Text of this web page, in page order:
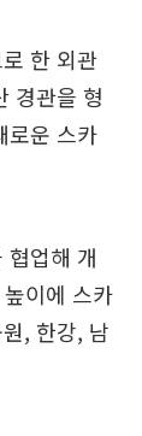
한 외관
경관을 형
로운 스카
협업해 개
이에 스카
, 한강, 남